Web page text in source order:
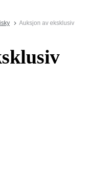
Auksjon av eksklusiv